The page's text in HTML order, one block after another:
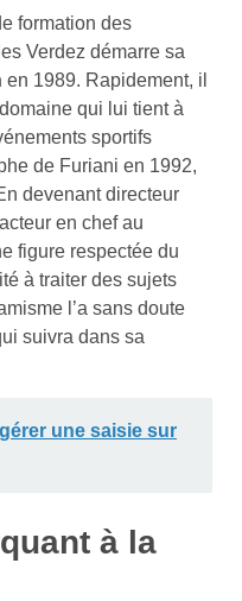
formation des
Verdez démarre sa
en 1989. Rapidement, il
qui lui tient à
sportifs
de Furiani en 1992,
devenant directeur
en chef au
figure respectée du
à traiter des sujets
l’a sans doute
suivra dans sa
une saisie sur
à la